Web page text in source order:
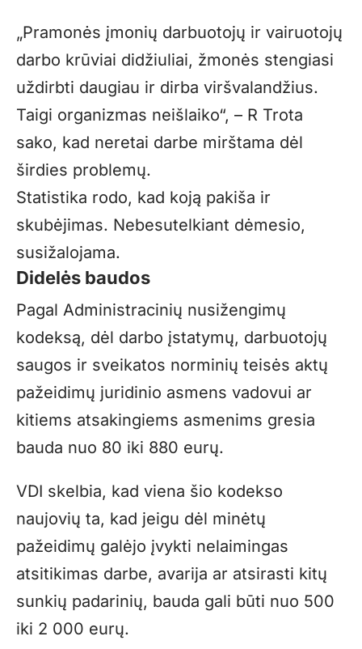
„Pramonės įmonių darbuotojų ir vairuotojų
darbo krūviai didžiuliai, žmonės stengiasi
uždirbti daugiau ir dirba viršvalandžius.
Taigi organizmas neišlaiko“, – R Trota
sako, kad neretai darbe mirštama dėl
širdies problemų.
Statistika rodo, kad koją pakiša ir
skubėjimas. Nebesutelkiant dėmesio,
susižalojama.
Didelės baudos
Pagal Administracinių nusižengimų
kodeksą, dėl darbo įstatymų, darbuotojų
saugos ir sveikatos norminių teisės aktų
pažeidimų juridinio asmens vadovui ar
kitiems atsakingiems asmenims gresia
bauda nuo 80 iki 880 eurų.
VDI skelbia, kad viena šio kodekso
naujovių ta, kad jeigu dėl minėtų
pažeidimų galėjo įvykti nelaimingas
atsitikimas darbe, avarija ar atsirasti kitų
sunkių padarinių, bauda gali būti nuo 500
iki 2 000 eurų.